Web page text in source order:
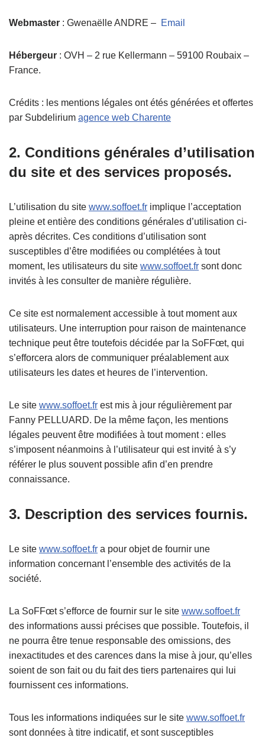
Webmaster : Gwenaëlle ANDRE – Email
Hébergeur : OVH – 2 rue Kellermann – 59100 Roubaix –
France.
Crédits : les mentions légales ont étés générées et offertes
par Subdelirium agence web Charente
2. Conditions générales d’utilisation
du site et des services proposés.
L’utilisation du site www.soffoet.fr implique l’acceptation
pleine et entière des conditions générales d’utilisation ci-
après décrites. Ces conditions d’utilisation sont
susceptibles d’être modifiées ou complétées à tout
moment, les utilisateurs du site www.soffoet.fr sont donc
invités à les consulter de manière régulière.
Ce site est normalement accessible à tout moment aux
utilisateurs. Une interruption pour raison de maintenance
technique peut être toutefois décidée par la SoFFœt, qui
s’efforcera alors de communiquer préalablement aux
utilisateurs les dates et heures de l’intervention.
Le site www.soffoet.fr est mis à jour régulièrement par
Fanny PELLUARD. De la même façon, les mentions
légales peuvent être modifiées à tout moment : elles
s’imposent néanmoins à l’utilisateur qui est invité à s’y
référer le plus souvent possible afin d’en prendre
connaissance.
3. Description des services fournis.
Le site www.soffoet.fr a pour objet de fournir une
information concernant l’ensemble des activités de la
société.
La SoFFœt s’efforce de fournir sur le site www.soffoet.fr
des informations aussi précises que possible. Toutefois, il
ne pourra être tenue responsable des omissions, des
inexactitudes et des carences dans la mise à jour, qu’elles
soient de son fait ou du fait des tiers partenaires qui lui
fournissent ces informations.
Tous les informations indiquées sur le site www.soffoet.fr
sont données à titre indicatif, et sont susceptibles